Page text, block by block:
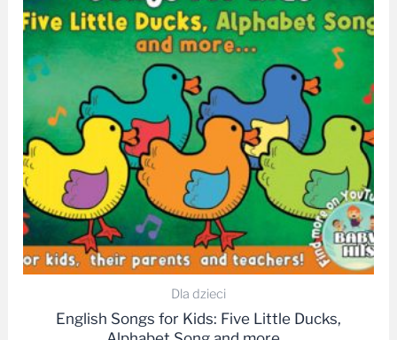
Dla dzieci
English Songs for Kids: Five Little Ducks,